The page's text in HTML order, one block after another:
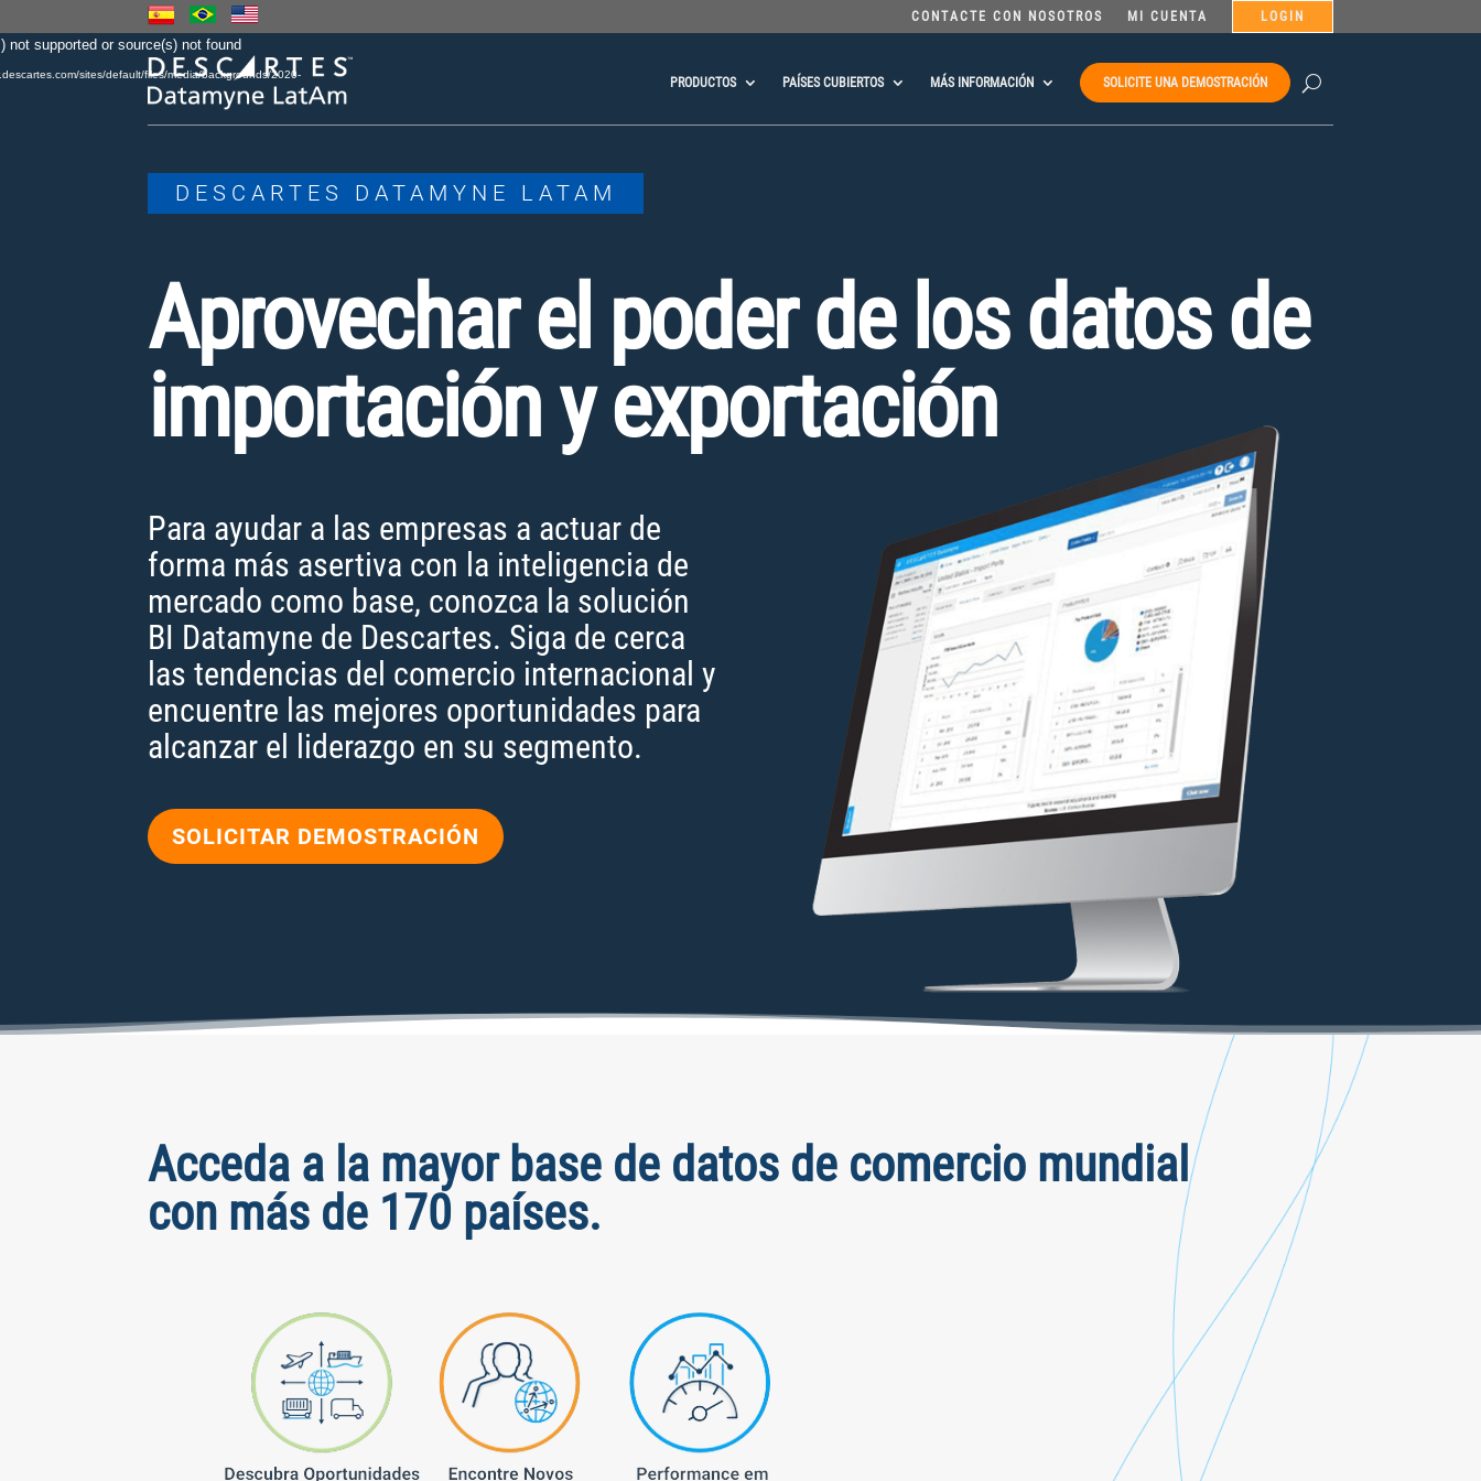
CONTACTE CON NOSOTROS MI CUENTA LOGIN
PRODUCTOS PAÍSES CUBIERTOS MÁS INFORMACIÓN SOLICITE UNA DEMOSTRACIÓN
Video
Player
not supported or source(s) not found
sites/default/files/media/backgrounds/2020-
DESCARTES DATAMYNE LATAM
Aprovechar el poder de los datos de
importación y exportación
Para ayudar a las empresas a actuar de
forma más asertiva con la inteligencia de
mercado como base, conozca la solución
BI Datamyne de Descartes. Siga de cerca
las tendencias del comercio internacional y
encuentre las mejores oportunidades para
alcanzar el liderazgo en su segmento.
SOLICITAR DEMOSTRACIÓN
Acceda a la mayor base de datos de comercio mundial
con más de 170 países.